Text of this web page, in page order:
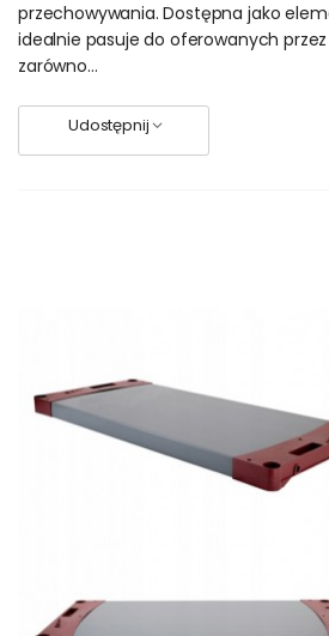
przechowywania. Dostępna jako
idealnie pasuje do oferowanych przez
zarówno...
Udostępnij